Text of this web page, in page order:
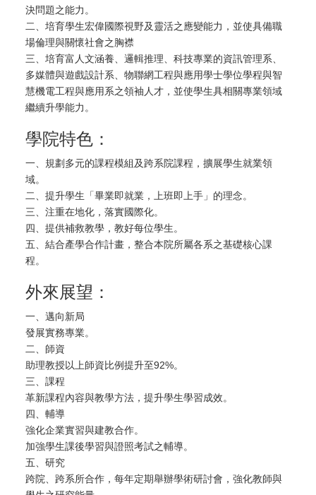
決問題之能力。
二、培育學生宏偉國際視野及靈活之應變能力，並使具備職
場倫理與關懷社會之胸襟
三、培育富人文涵養、邏輯推理、科技專業的資訊管理系、
多媒體與遊戲設計系、物聯網工程與應用學士學位學程與智
慧機電工程與應用系之領袖人才，並使學生具相關專業領域
繼續升學能力。
學院特色：
一、規劃多元的課程模組及跨系院課程，擴展學生就業領
域。
二、提升學生「畢業即就業，上班即上手」的理念。
三、注重在地化，落實國際化。
四、提供補救教學，教好每位學生。
五、結合產學合作計畫，整合本院所屬各系之基礎核心課
程。
外來展望：
一、邁向新局
發展實務專業。
二、師資
助理教授以上師資比例提升至92%。
三、課程
革新課程內容與教學方法，提升學生學習成效。
四、輔導
強化企業實習與建教合作。
加強學生課後學習與證照考試之輔導。
五、研究
跨院、跨系所合作，每年定期舉辦學術研討會，強化教師與